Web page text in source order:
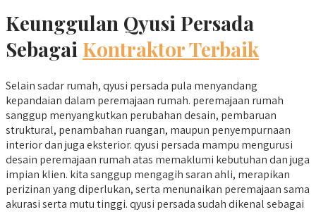
Keunggulan Qyusi Persada
Sebagai Kontraktor Terbaik
Selain sadar rumah, qyusi persada pula menyandang
kepandaian dalam peremajaan rumah. peremajaan rumah
sanggup menyangkutkan perubahan desain, pembaruan
struktural, penambahan ruangan, maupun penyempurnaan
interior dan juga eksterior. qyusi persada mampu mengurusi
desain peremajaan rumah atas memaklumi kebutuhan dan juga
impian klien. kita sanggup mengagih saran ahli, merapikan
perizinan yang diperlukan, serta menunaikan peremajaan sama
akurasi serta mutu tinggi. qyusi persada sudah dikenal sebagai